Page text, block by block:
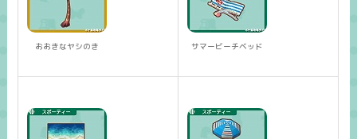
おおきなヤシのき サマービーチベッド